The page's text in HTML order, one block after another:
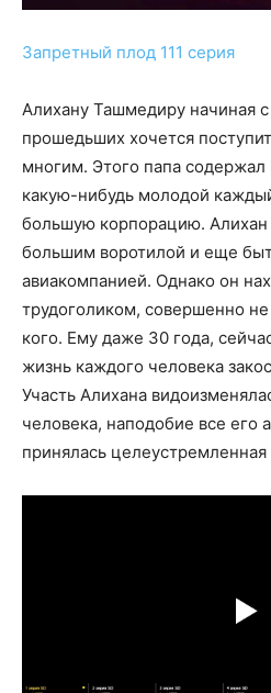
Запретный плод 111 серия
Алихану Ташмедиру начиная
прошедьших хочется
многим. Этого папа
какую-нибудь молодой
большую корпорацию. Алихан
большим воротилой и еще
авиакомпанией. Однако он
трудоголиком, совершенно
кого. Ему даже 30 года,
жизнь каждого человека
Участь Алихана
человека, наподобие все его
принялась